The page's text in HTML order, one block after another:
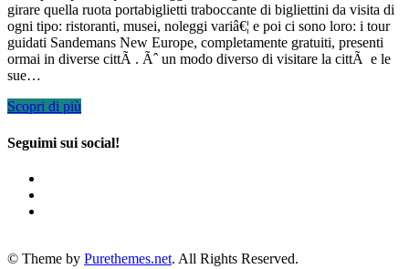
girare quella ruota portabiglietti traboccante di bigliettini da visita di
ogni tipo: ristoranti, musei, noleggi variâ€¦ e poi ci sono loro: i tour
guidati Sandemans New Europe, completamente gratuiti, presenti
ormai in diverse cittÃ . Ãˆ un modo diverso di visitare la cittÃ e le
sue…
Scopri di più
Seguimi sui social!
© Theme by Purethemes.net. All Rights Reserved.